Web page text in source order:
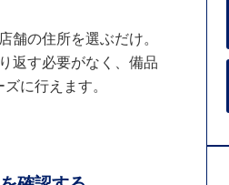
舗の住所を選ぶだけ。
返す必要がなく、備品
に行えます。